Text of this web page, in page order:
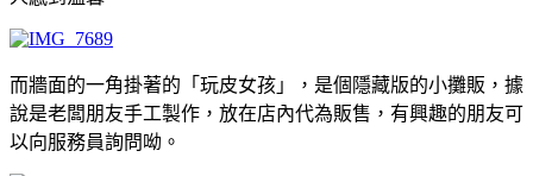
而牆面的一角掛著的「玩皮女孩」，是個隱藏版的小攤販，據
說是老闆朋友手工製作，放在店內代為販售，有興趣的朋友可
以向服務員詢問呦。